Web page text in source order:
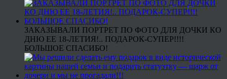
ЗАКАЗЫВАЛИ ПОРТРЕТ ПО ФОТО ДЛЯ ДОЧКИ КО
ДНЮ ЕЕ 18-ЛЕТИЯ!.. ПОДАРОК-СУПЕР!!!!
БОЛЬШОЕ СПАСИБО!